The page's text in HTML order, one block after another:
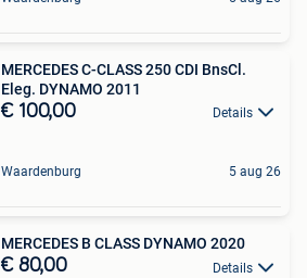
MERCEDES C-CLASS 250 CDI BnsCl.
Eleg. DYNAMO 2011
€ 100,00 Details
Waardenburg 5 aug 26
MERCEDES B CLASS DYNAMO 2020
€ 80,00 Details